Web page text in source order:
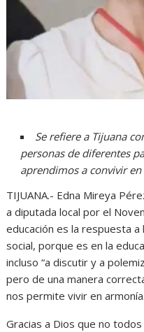
Se refiere a Tijuana
personas de diferentes
aprendimos a convivir
TIJUANA.- Edna Mireya
a diputada local por el
educación es la respuesta
social, porque es en la
incluso “a discutir y a
pero de una manera
nos permite vivir en armonía.
Gracias a Dios que no